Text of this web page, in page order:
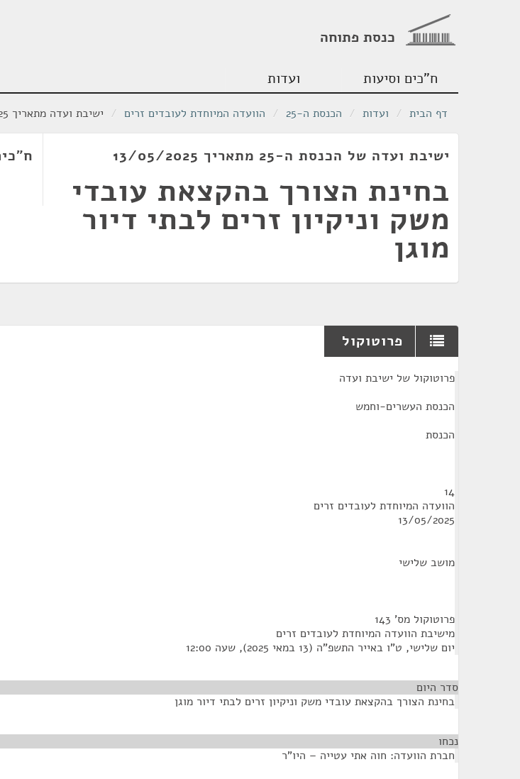
כנסת פתוחה
ח"כים וסיעות ועדות
דף הבית / ועדות / הכנסת ה-25 / הוועדה המיוחדת לעובדים זרים / ישיבת ועדה מתאריך 13/05/2025
ישיבת ועדה של הכנסת ה-25 מתאריך 13/05/2025
בחינת הצורך בהקצאת עובדי
משק וניקיון זרים לבתי דיור
מוגן
פרוטוקול
פרוטוקול של ישיבת ועדה
הכנסת העשרים-וחמש
הכנסת
14
הוועדה המיוחדת לעובדים זרים
13/05/2025
מושב שלישי
פרוטוקול מס' 143
מישיבת הוועדה המיוחדת לעובדים זרים
יום שלישי, ט"ו באייר התשפ"ה (13 במאי 2025), שעה 12:00
סדר היום
בחינת הצורך בהקצאת עובדי משק וניקיון זרים לבתי דיור מוגן
נכחו
חברת הוועדה: חוה אתי עטייה – היו"ר